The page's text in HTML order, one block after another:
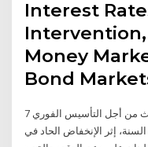
Interest
Money
Bond
7 كانون الأول (ديسمبر) 2020 السعي الحثيث من أجل التأسيس الفوري
إثر الإنخفاض الحاد في